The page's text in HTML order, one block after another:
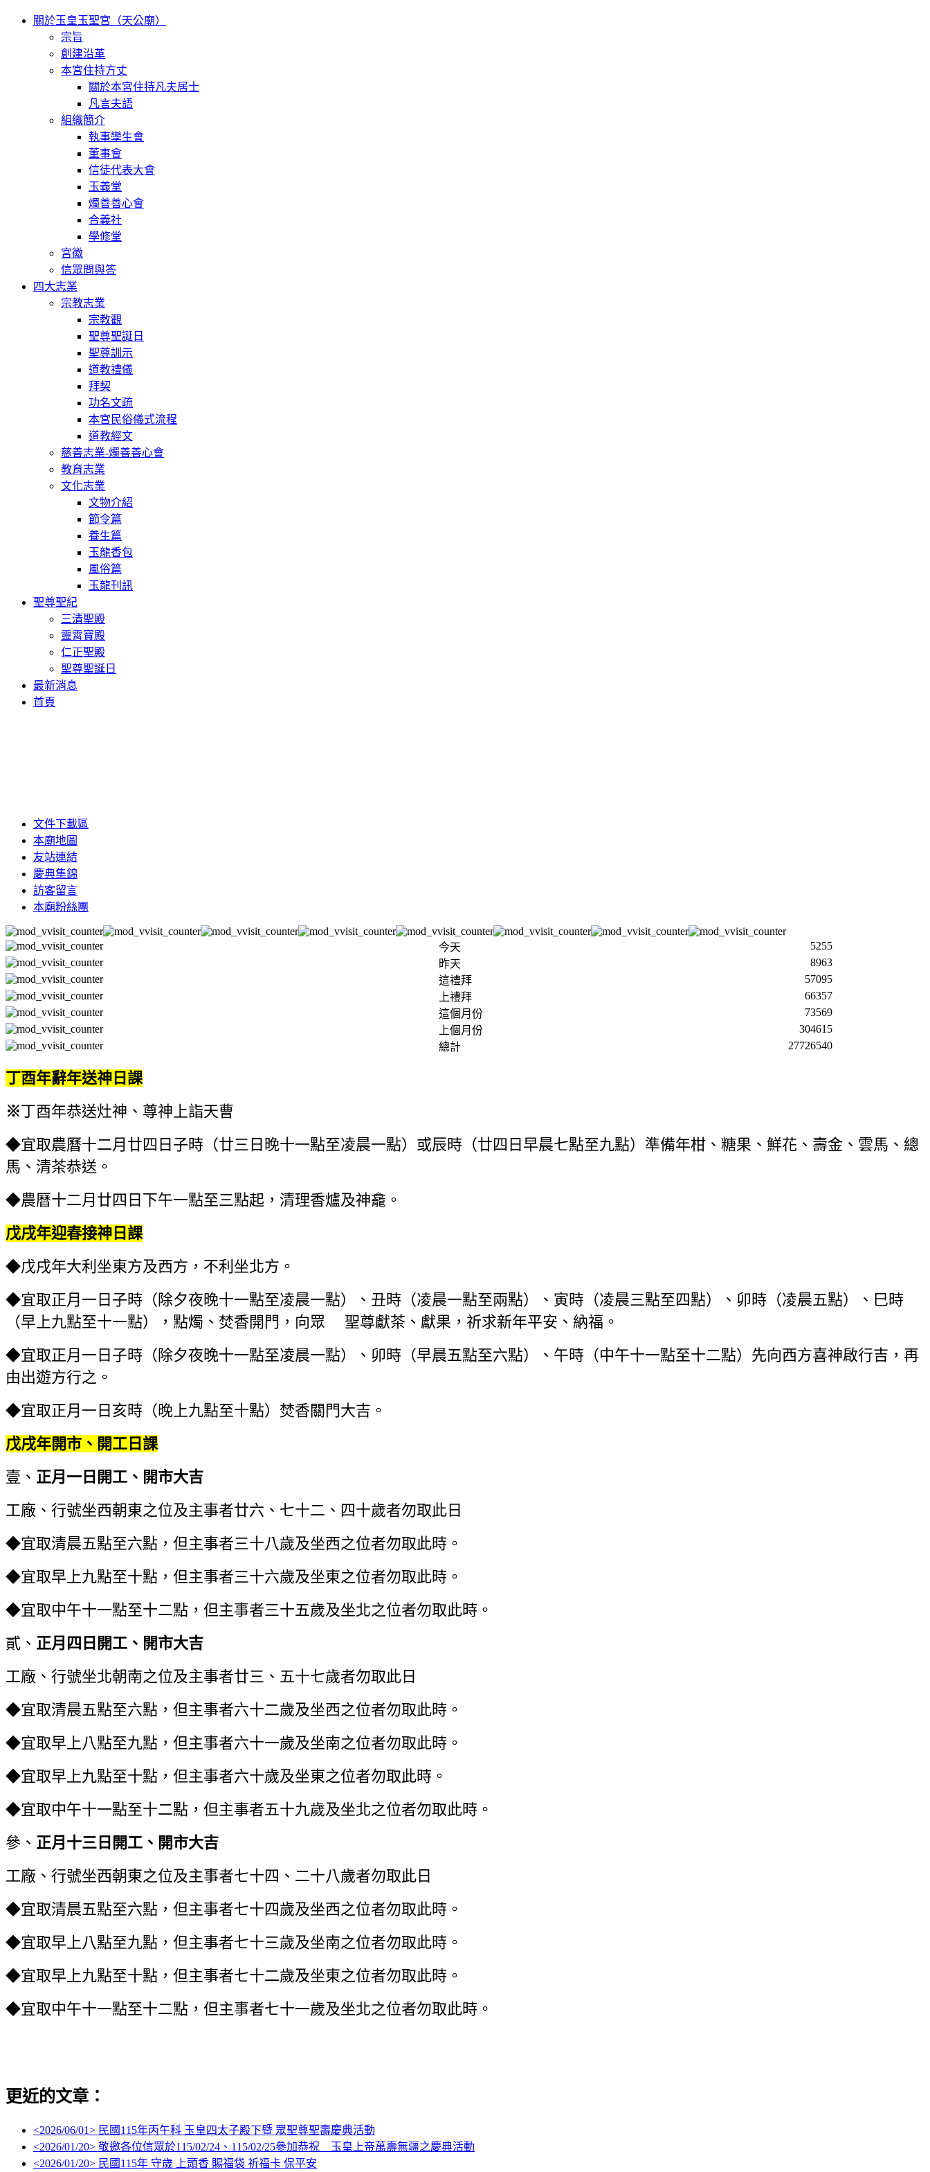
關於玉皇玉聖宮（天公廟）
宗旨
創建沿革
本宮住持方丈
關於本宮住持凡夫居士
凡言夫語
組織簡介
執事孿生會
董事會
信徒代表大會
玉義堂
燭善善心會
合義社
學修堂
宮徽
信眾問與答
四大志業
宗教志業
宗教觀
聖尊聖誕日
聖尊訓示
道教禮儀
拜契
功名文疏
本宮民俗儀式流程
道教經文
慈善志業-燭善善心會
教育志業
文化志業
文物介紹
節令篇
養生篇
玉龍香包
風俗篇
玉龍刊訊
聖尊聖紀
三清聖殿
靈霄寶殿
仁正聖殿
聖尊聖誕日
最新消息
首頁
文件下載區
本廟地圖
友站連結
慶典集錦
訪客留言
本廟粉絲團
今天
5255
昨天
8963
這禮拜
57095
上禮拜
66357
這個月份
73569
上個月份
304615
總計
27726540
丁酉年辭年送神日課
※丁酉年恭送灶神、尊神上詣天曹
◆宜取農曆十二月廿四日子時（廿三日晚十一點至凌晨一點）或辰時（廿四日早晨七點至九點）準備年柑、糖果、鮮花、壽金、雲馬、總
馬、清茶恭送。
◆農曆十二月廿四日下午一點至三點起，清理香爐及神龕。
戊戌年迎春接神日課
◆戊戌年大利坐東方及西方，不利坐北方。
◆宜取正月一日子時（除夕夜晚十一點至凌晨一點）、丑時（凌晨一點至兩點）、寅時（凌晨三點至四點）、卯時（凌晨五點）、巳時
（早上九點至十一點），點燭、焚香開門，向眾 聖尊獻茶、獻果，祈求新年平安、納福。
◆宜取正月一日子時（除夕夜晚十一點至凌晨一點）、卯時（早晨五點至六點）、午時（中午十一點至十二點）先向西方喜神啟行吉，再
由出遊方行之。
◆宜取正月一日亥時（晚上九點至十點）焚香關門大吉。
戊戌年開市、開工日課
壹、 正月一日 開工、開市大吉
工廠、行號坐西朝東之位及主事者廿六、七十二、四十歲者勿取此日
◆宜取清晨五點至六點，但主事者三十八歲及坐西之位者勿取此時。
◆宜取早上九點至十點，但主事者三十六歲及坐東之位者勿取此時。
◆宜取中午十一點至十二點，但主事者三十五歲及坐北之位者勿取此時。
貳、 正月四日 開工、開市大吉
工廠、行號坐北朝南之位及主事者廿三、五十七歲者勿取此日
◆宜取清晨五點至六點，但主事者六十二歲及坐西之位者勿取此時。
◆宜取早上八點至九點，但主事者六十一歲及坐南之位者勿取此時。
◆宜取早上九點至十點，但主事者六十歲及坐東之位者勿取此時。
◆宜取中午十一點至十二點，但主事者五十九歲及坐北之位者勿取此時。
參、 正月十三日 開工、開市大吉
工廠、行號坐西朝東之位及主事者七十四、二十八歲者勿取此日
◆宜取清晨五點至六點，但主事者七十四歲及坐西之位者勿取此時。
◆宜取早上八點至九點，但主事者七十三歲及坐南之位者勿取此時。
◆宜取早上九點至十點，但主事者七十二歲及坐東之位者勿取此時。
◆宜取中午十一點至十二點，但主事者七十一歲及坐北之位者勿取此時。
更近的文章：
<2026/06/01> 民國115年丙午科 玉皇四太子殿下暨 眾聖尊聖壽慶典活動
<2026/01/20> 敬邀各位信眾於115/02/24、115/02/25參加恭祝 玉皇上帝萬壽無疆之慶典活動
<2026/01/20> 民國115年 守歲 上頭香 賜福袋 祈福卡 保平安